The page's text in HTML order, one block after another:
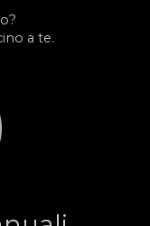
a te.